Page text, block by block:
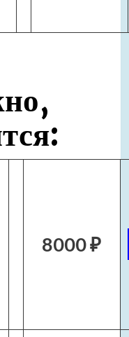
8000 ₽